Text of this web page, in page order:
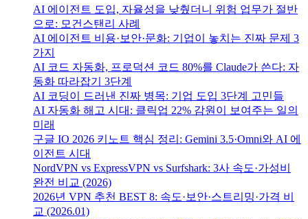
AI 에이전트 도입, 자율성을 낮췄더니 위험 업무가 절반
으로: 모건스탠리 사례
AI 에이전트 비용·보안·문화: 기업이 놓치는 진짜 문제 3
가지
AI 코드 자동화, 프로덕션 코드 80%를 Claude가 쓴다: 자
동화 따라잡기 3단계
AI 코딩이 드러낸 진짜 병목: 기업 도입 3단계 고민들
AI 자동화 해고 시대: 클릭업 22% 감원이 보여주는 일의
미래
구글 IO 2026 키노트 핵심 정리: Gemini 3.5·Omni와 AI 에
이전트 시대
NordVPN vs ExpressVPN vs Surfshark: 3사 속도·가성비
완전 비교 (2026)
2026년 VPN 추천 BEST 8: 속도·보안·스트리밍·가격 비
교 (2026.01)